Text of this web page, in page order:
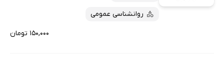
روانشناسی عمومی
۱۵۰,۰۰۰ تومان